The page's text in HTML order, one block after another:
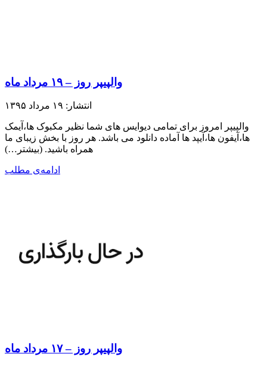
والپیپر روز – ۱۹ مرداد ماه
انتشار: ۱۹ مرداد ۱۳۹۵
والپیپر امروز برای تمامی دیوایس های شما نظیر مکبوک ها،آیمک
ها،آیفون ها،آیپد ها آماده دانلود می باشد. هر روز با بخش زیبای ما
همراه باشید.​ (بیشتر…)
ادامه‌ی مطلب
والپیپر روز – ۱۷ مرداد ماه